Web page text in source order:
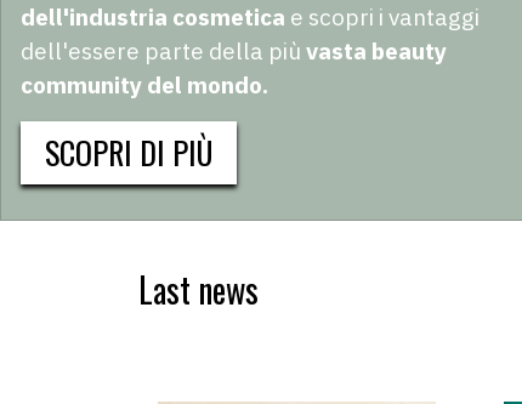
dell'industria cosmetica e scopri i vantaggi
dell'essere parte della più vasta beauty
community del mondo.
SCOPRI DI PIÙ
Last news